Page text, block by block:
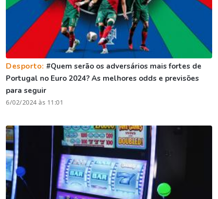
Desporto:#Quem serão os adversários mais fortes de
Portugal no Euro 2024? As melhores odds e previsões
para seguir
6/02/2024 às 11:01